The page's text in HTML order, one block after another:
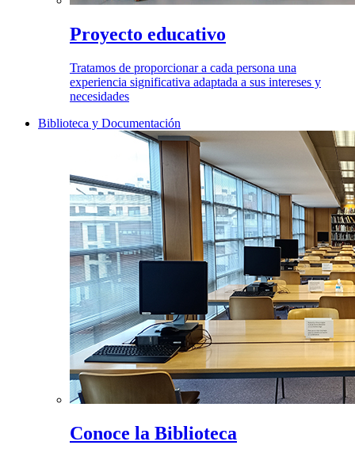
Proyecto educativo
Tratamos de proporcionar a cada persona una
experiencia significativa adaptada a sus intereses y
necesidades
Biblioteca y Documentación
Conoce la Biblioteca